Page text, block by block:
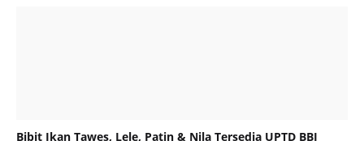
Bibit Ikan Tawes, Lele, Patin & Nila Tersedia UPTD BBI